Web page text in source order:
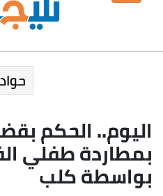
اليوم.. الحكم
بمطاردة طفلي
بواسطة كلب